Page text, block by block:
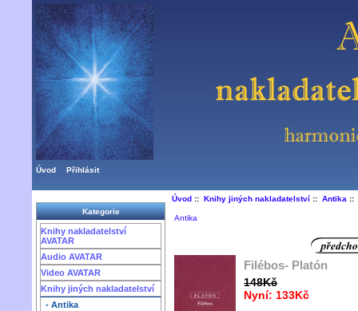
Úvod Přihlásit
Kategorie
Knihy nakladatelství
AVATAR
Audio AVATAR
Video AVATAR
Knihy jiných nakladatelství
- Antika
Úvod:: Knihy jiných nakladatelství:: Antika ::
Antika
Filébos- Platón
148Kč
Nyní: 133Kč